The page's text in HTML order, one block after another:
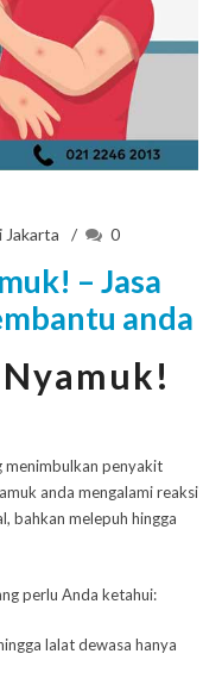
0
– Jasa
anda
menimbulkan penyakit
anda mengalami reaksi
bahkan melepuh hingga
perlu Anda ketahui:
lalat dewasa hanya